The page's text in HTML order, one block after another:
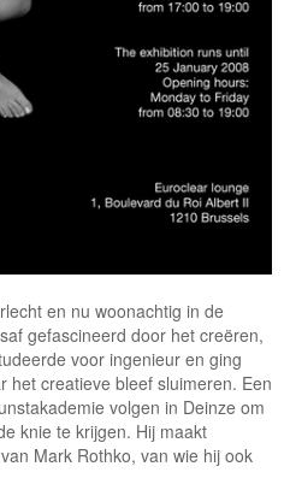
en nu woonachtig in de
gefascineerd door het creëren,
voor ingenieur en ging
het creatieve bleef sluimeren. Een
volgen in Deinze om
knie te krijgen. Hij maakt
Mark Rothko, van wie hij ook